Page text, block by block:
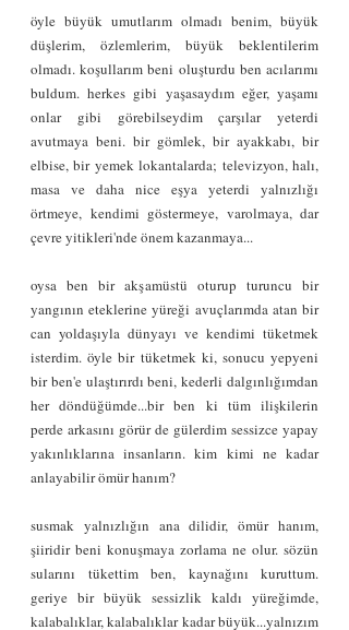
öyle büyük umutlarım olmadı benim, büyük
düşlerim, özlemlerim, büyük beklentilerim
olmadı. koşullarım beni oluşturdu ben acılarımı
buldum. herkes gibi yaşasaydım eğer, yaşamı
onlar gibi görebilseydim çarşılar yeterdi
avutmaya beni. bir gömlek, bir ayakkabı, bir
elbise, bir yemek lokantalarda; televizyon, halı,
masa ve daha nice eşya yeterdi yalnızlığı
örtmeye, kendimi göstermeye, varolmaya, dar
çevre yitikleri'nde önem kazanmaya...
oysa ben bir akşamüstü oturup turuncu bir
yangının eteklerine yüreği avuçlarımda atan bir
can yoldaşıyla dünyayı ve kendimi tüketmek
isterdim. öyle bir tüketmek ki, sonucu yepyeni
bir ben'e ulaştırırdı beni, kederli dalgınlığımdan
her döndüğümde...bir ben ki tüm ilişkilerin
perde arkasını görür de gülerdim sessizce yapay
yakınlıklarına insanların. kim kimi ne kadar
anlayabilir ömür hanım?
susmak yalnızlığın ana dilidir, ömür hanım,
şiiridir beni konuşmaya zorlama ne olur. sözün
sularını tükettim ben, kaynağını kuruttum.
geriye bir büyük sessizlik kaldı yüreğimde,
kalabalıklar, kalabalıklar kadar büyük...yalnızım